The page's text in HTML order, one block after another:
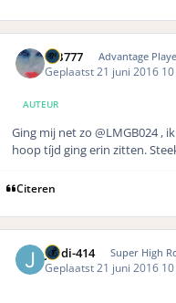
MB777 Advantage
Geplaatst 21 juni 2016
AUTEUR
Ging mij net zo @LMGB024 ,
hoop tíjd ging erin zitten.
Citeren
jordi-414 Super High
Geplaatst 21 juni 2016